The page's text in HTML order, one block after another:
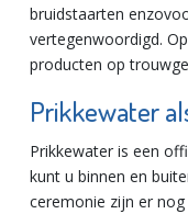
bruidstaarten
vertegenwoordigd.
producten op
Prikkewater
Prikkewater is een
kunt u binnen en
ceremonie zijn er